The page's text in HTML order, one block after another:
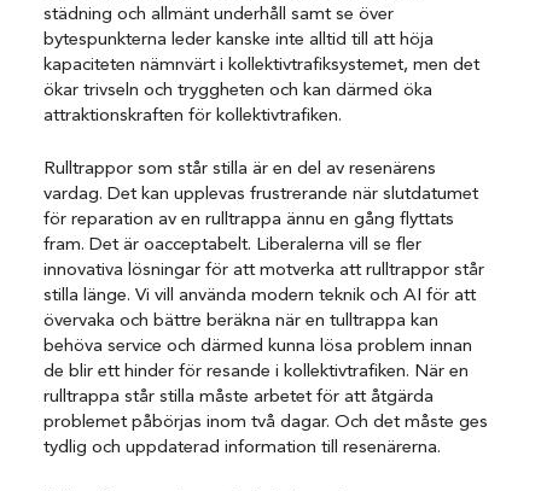
städning och allmänt underhåll samt se över
bytespunkterna leder kanske inte alltid till att höja
kapaciteten nämnvärt i kollektivtrafiksystemet, men det
ökar trivseln och tryggheten och kan därmed öka
attraktionskraften för kollektivtrafiken.
Rulltrappor som står stilla är en del av resenärens
vardag. Det kan upplevas frustrerande när slutdatumet
för reparation av en rulltrappa ännu en gång flyttats
fram. Det är oacceptabelt. Liberalerna vill se fler
innovativa lösningar för att motverka att rulltrappor står
stilla länge. Vi vill använda modern teknik och AI för att
övervaka och bättre beräkna när en tulltrappa kan
behöva service och därmed kunna lösa problem innan
de blir ett hinder för resande i kollektivtrafiken. När en
rulltrappa står stilla måste arbetet för att åtgärda
problemet påbörjas inom två dagar. Och det måste ges
tydlig och uppdaterad information till resenärerna.